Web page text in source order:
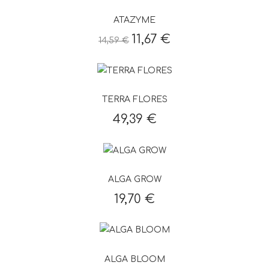
ATAZYME
14,59 € 11,67 €
TERRA FLORES
49,39 €
ALGA GROW
19,70 €
ALGA BLOOM